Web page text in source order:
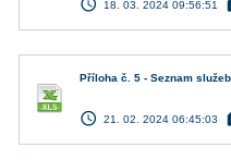
access_time 18. 03. 2024 09:56:51
Příloha č. 5 - Seznam
access_time 21. 02. 2024 06:45:03